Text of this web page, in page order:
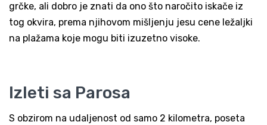
grčke, ali dobro je znati da ono što naročito iskače iz
tog okvira, prema njihovom mišljenju jesu cene ležaljki
na plažama koje mogu biti izuzetno visoke.
Izleti sa Parosa
S obzirom na udaljenost od samo 2 kilometra, poseta